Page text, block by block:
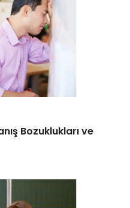
Bozuklukları ve